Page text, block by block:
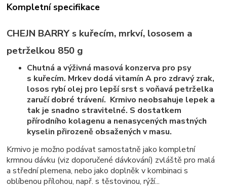
Kompletní specifikace
CHEJN BARRY s kuřecím, mrkví, lososem a
petrželkou 850 g
Chutná a výživná masová konzerva pro psy
s kuřecím. Mrkev dodá vitamín A pro zdravý zrak,
losos rybí olej pro lepší srst s voňavá petrželka
zaručí dobré trávení. Krmivo neobsahuje lepek a
tak je snadno stravitelné. S dostatkem
přírodního kolagenu a nenasycených mastných
kyselin přirozeně obsažených v masu.
Krmivo je možno podávat samostatně jako kompletní
krmnou dávku (viz doporučené dávkování) zvláště pro malá
a střední plemena, nebo jako doplněk v kombinaci s
oblíbenou přílohou, např. s těstovinou, rýží...